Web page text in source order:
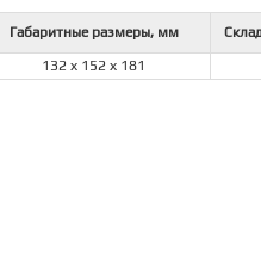
Габаритные размеры, мм
132 х 152 х 181